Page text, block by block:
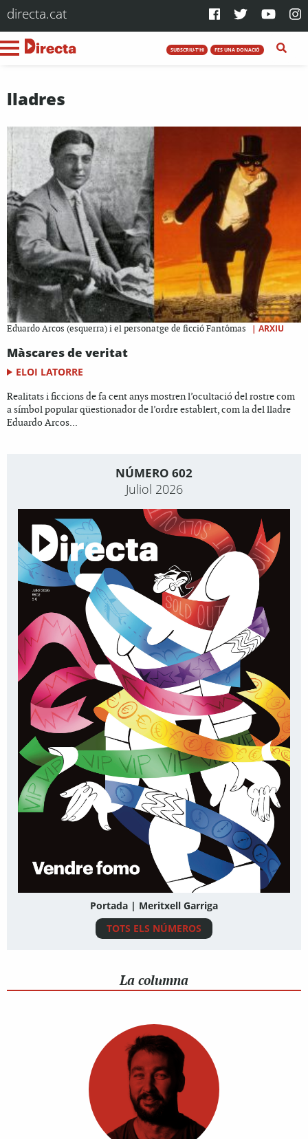
directa.cat
SUBSCRIU-T'HI FES UNA DONACIÓ
lladres
Eduardo Arcos (esquerra) i el personatge de ficció Fantômas | ARXIU
Màscares de veritat
ELOI LATORRE
Realitats i ficcions de fa cent anys mostren l’ocultació del rostre com
a símbol popular qüestionador de l’ordre establert, com la del lladre
Eduardo Arcos...
NÚMERO 602
Juliol 2026
Portada | Meritxell Garriga
TOTS ELS NÚMEROS
La columna